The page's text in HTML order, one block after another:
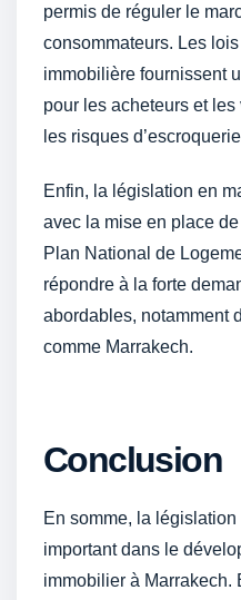
permis de réguler le
consommateurs. Les
immobilière fournissent
pour les acheteurs et
les risques
Enfin, la législation en
avec la mise en place
Plan National de
répondre à la forte
abordables, notamment
comme Marrakech.
Conclusion
En somme, la
important dans le
immobilier à Marrakech.